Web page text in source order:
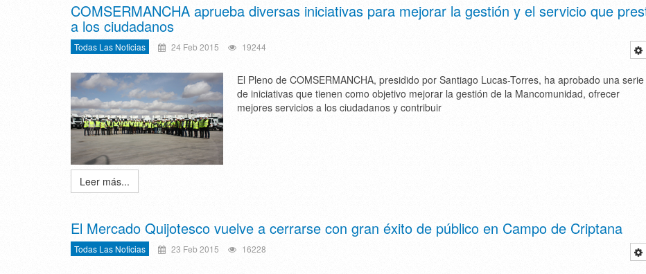
COMSERMANCHA aprueba diversas iniciativas para mejorar la gestión y el servicio que
a los ciudadanos
Todas Las Noticias 24 Feb 2015 19244
El Pleno de COMSERMANCHA, presidido por Santiago Lucas-Torres, ha aprobado una serie
de iniciativas que tienen como objetivo mejorar la gestión de la Mancomunidad, ofrecer
mejores servicios a los ciudadanos y contribuir
Leer más...
El Mercado Quijotesco vuelve a cerrarse con gran éxito de público en Campo de Criptana
Todas Las Noticias 23 Feb 2015 16228